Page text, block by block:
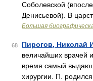
Соболевской
Денисьевой). В
Большая
68 Пирогов, Николай
величайших врачей
время самый
хирургии. П.